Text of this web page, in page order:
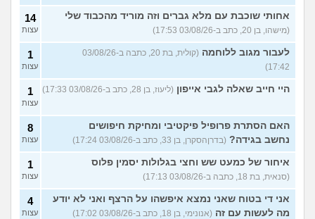
אחותי שוכבת עם מלא גברים וזה מוריד מהכבוד שלי
(מישהו, בן 20, כתב ב-03/08/26 17:53)
14
עצות
לעבור מגוב ללוחמה
(קולית, בת 20, כתבה ב-03/08/26
17:42)
1
עצות
היי חייב שאלה לגבי אייפון (ליעוז, בן 28, כתב ב-03/08/26 17:33) 1
עצות
האם הסתרת פרופיל פיקטיבי ומחיקת חיפושים
נחשב בגידה? (בדרןהסקרן, בן 33, כתב ב-03/08/26 17:24)
8
עצות
איחור של כמעט שש וחצי בגלולות יסמין פלוס
(סנאית, בת 18, כתבה ב-03/08/26 17:13)
1
עצות
אני די בטוח שאני נמצא איפשהו על הרצף ואני לא יודע
מה לעשות עם זה (אנונימי, בן 18, כתב ב-03/08/26 17:02)
4
עצות